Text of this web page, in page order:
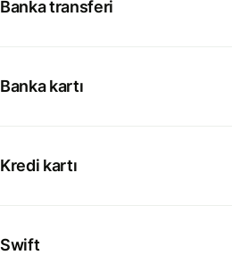
Banka transferi
Banka kartı
Kredi kartı
Swift